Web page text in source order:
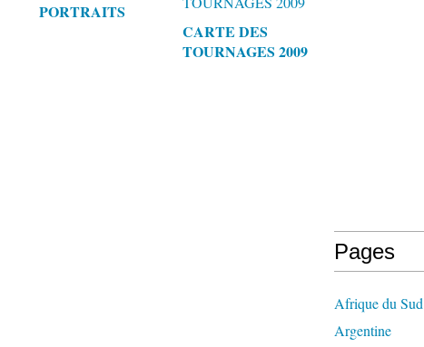
PORTRAITS
CARTE DES
TOURNAGES 2009
Pages
Afrique du Sud
Argentine